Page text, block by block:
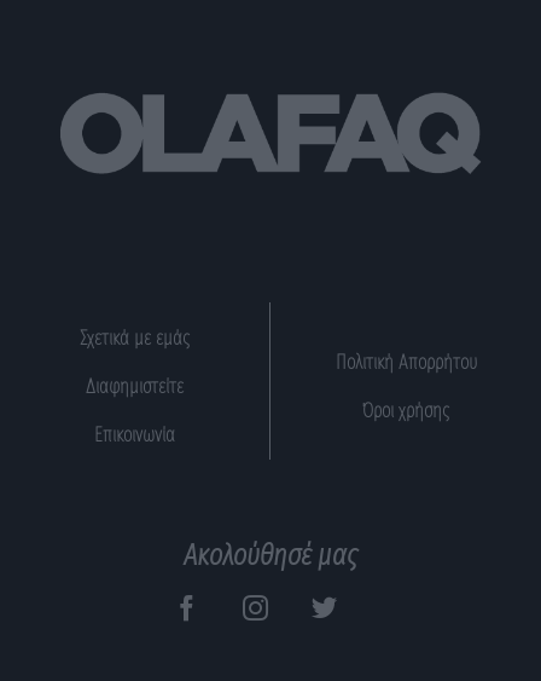
Σχετικά με εμάς
Διαφημιστείτε
Επικοινωνία
Πολιτική Απορρήτου
Όροι χρήσης
Ακολούθησέ μας